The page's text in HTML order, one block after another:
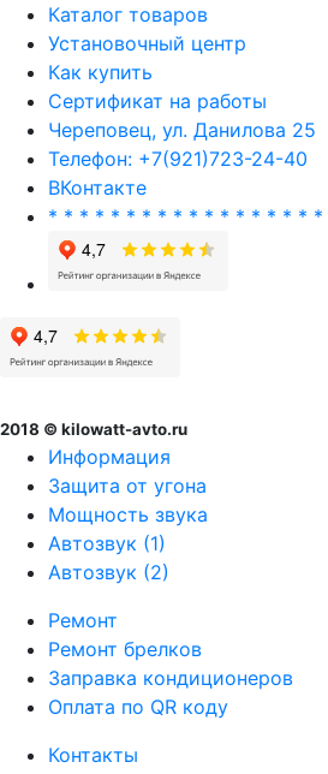
Каталог товаров
Установочный центр
Как купить
Сертификат на работы
Череповец, ул. Данилова 25
Телефон: +7(921)723-24-40
ВКонтакте
* * * * * * * * * * * * * * * * *
2018 © kilowatt-avto.ru
Информация
Защита от угона
Мощность звука
Автозвук (1)
Автозвук (2)
Ремонт
Ремонт брелков
Заправка кондиционеров
Оплата по QR коду
Контакты